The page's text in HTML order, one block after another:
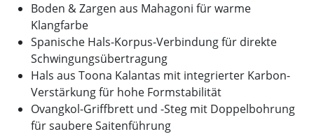
Boden & Zargen aus Mahagoni für warme
Klangfarbe
Spanische Hals-Korpus-Verbindung für direkte
Schwingungsübertragung
Hals aus Toona Kalantas mit integrierter Karbon-
Verstärkung für hohe Formstabilität
Ovangkol-Griffbrett und -Steg mit Doppelbohrung
für saubere Saitenführung